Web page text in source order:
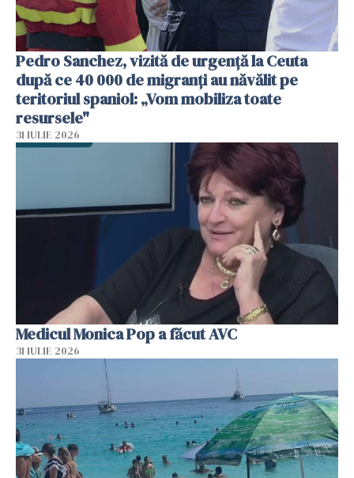
Pedro Sanchez, vizită de urgență la Ceuta
după ce 40 000 de migranți au năvălit pe
teritoriul spaniol: „Vom mobiliza toate
resursele"
31 IULIE 2026
Medicul Monica Pop a făcut AVC
31 IULIE 2026